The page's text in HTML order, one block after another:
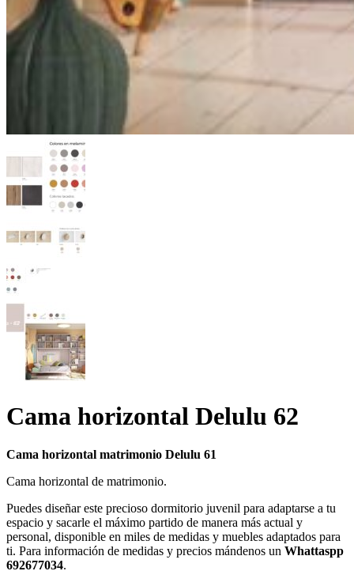
Cama horizontal Delulu 62
Cama horizontal matrimonio Delulu 61
Cama horizontal de matrimonio.
Puedes diseñar este precioso dormitorio juvenil para adaptarse a tu
espacio y sacarle el máximo partido de manera más actual y
personal, disponible en miles de medidas y muebles adaptados para
ti. Para información de medidas y precios mándenos un Whattaspp
692677034.